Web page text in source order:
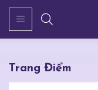
Trang Điểm